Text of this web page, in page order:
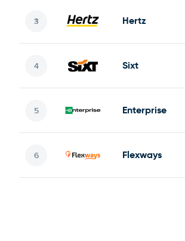
Hertz
Sixt
Enterprise
Flexways